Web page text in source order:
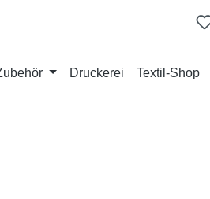
Druckerei Textil-Shop